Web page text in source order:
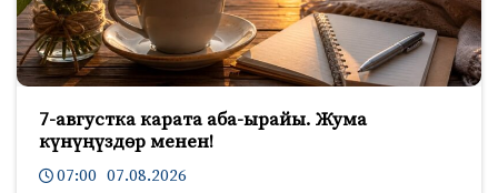
7-августка карата аба-ырайы. Жума
күнүңүздөр менен!
07:00 07.08.2026